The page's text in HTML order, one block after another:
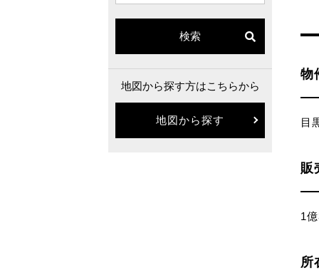
物
目
販
1
所
検索
地図から探す方はこちらから
地図から探す